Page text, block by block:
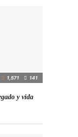
1,571 141
y vida